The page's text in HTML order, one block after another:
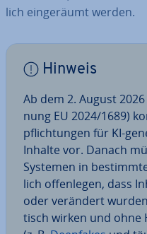
lich ein­ge­räumt werden.
Hinweis
Ab dem 2. August
nung EU 2024/1689)
pflich­tun­gen für KI-
Inhalte vor. Danach
Systemen in
lich of­fen­le­gen, dass
oder verändert
tisch wirken und ohne